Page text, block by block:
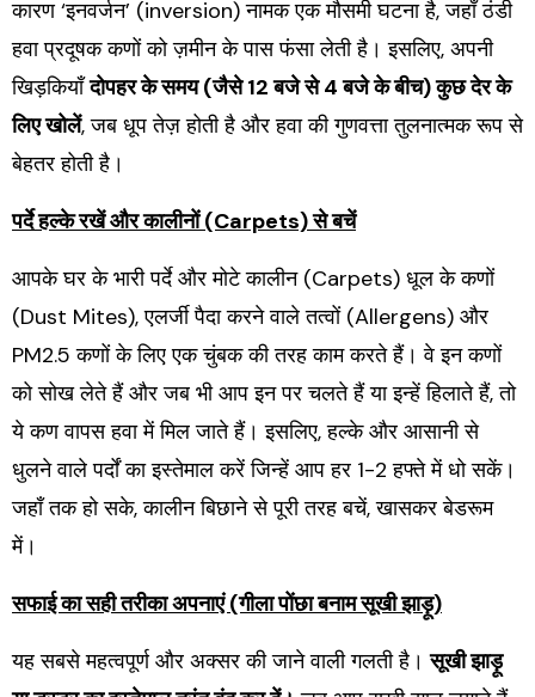
कारण ‘इनवर्जन’ (inversion) नामक एक मौसमी घटना है, जहाँ ठंडी
हवा प्रदूषक कणों को ज़मीन के पास फंसा लेती है। इसलिए, अपनी
खिड़कियाँदोपहर के समय (जैसे 12 बजे से 4 बजे के बीच) कुछ देर के
लिए खोलें, जब धूप तेज़ होती है और हवा की गुणवत्ता तुलनात्मक रूप से
बेहतर होती है।
पर्दे हल्के रखें और कालीनों (Carpets) से बचें
आपके घर के भारी पर्दे और मोटे कालीन (Carpets) धूल के कणों
(Dust Mites), एलर्जी पैदा करने वाले तत्वों (Allergens) और
PM2.5 कणों के लिए एक चुंबक की तरह काम करते हैं। वे इन कणों
को सोख लेते हैं और जब भी आप इन पर चलते हैं या इन्हें हिलाते हैं, तो
ये कण वापस हवा में मिल जाते हैं। इसलिए, हल्के और आसानी से
धुलने वाले पर्दों का इस्तेमाल करें जिन्हें आप हर 1-2 हफ्ते में धो सकें।
जहाँ तक हो सके, कालीन बिछाने से पूरी तरह बचें, खासकर बेडरूम
में।
सफाई का सही तरीका अपनाएं (गीला पोंछा बनाम सूखी झाड़ू)
यह सबसे महत्वपूर्ण और अक्सर की जाने वाली गलती है।सूखी झाड़ू